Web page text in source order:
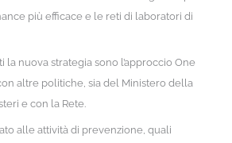
più efficace e le reti di laboratori di
la nuova strategia sono l’approccio One
altre politiche, sia del Ministero della
e con la Rete.
alle attività di prevenzione, quali